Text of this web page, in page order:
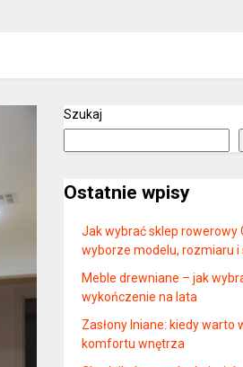
Szukaj
Ostatnie wpisy
Jak wybrać sklep rowerowy
wyborze modelu, rozmiaru i
Meble drewniane – jak
wykończenie na lata
Zasłony lniane: kiedy warto
komfortu wnętrza